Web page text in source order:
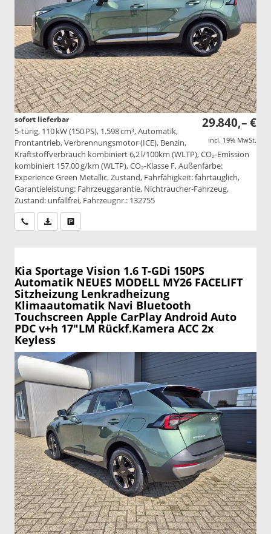
29.840,– €
incl. 19% MwSt.
sofort lieferbar
5-türig, 110 kW (150 PS), 1.598 cm³, Automatik,
Frontantrieb, Verbrennungsmotor (ICE), Benzin,
Kraftstoffverbrauch kombiniert 6,2 l/100km (WLTP), CO₂-Emission
kombiniert 157.00 g/km (WLTP), CO₂-Klasse F, Außenfarbe:
Experience Green Metallic, Zustand, Fahrfähigkeit: fahrtauglich,
Garantieleistung: Fahrzeuggarantie, Nichtraucher-Fahrzeug,
Zustand: unfallfrei, Fahrzeugnr.: 132755
Wir rufen Sie anPDF-Datei, Fahrzeugexposé drucken
Kia Sportage Vision 1.6 T-GDi 150PS
Automatik NEUES MODELL MY26 FACELIFT
Sitzheizung Lenkradheizung
Klimaautomatik Navi Bluetooth
Touchscreen Apple CarPlay Android Auto
PDC v+h 17"LM Rückf.Kamera ACC 2x
Keyless